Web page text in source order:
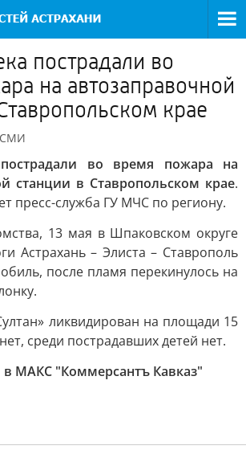
пострадали во
на автозаправочной
крае
СМИ
во время пожара на
станции в Ставропольском крае.
пресс-служба ГУ МЧС по региону.
13 мая в Шпаковском округе
Астрахань – Элиста – Ставрополь
после пламя перекинулось на
ликвидирован на площади 15
среди пострадавших детей нет.
в МАКС "Коммерсантъ Кавказ"